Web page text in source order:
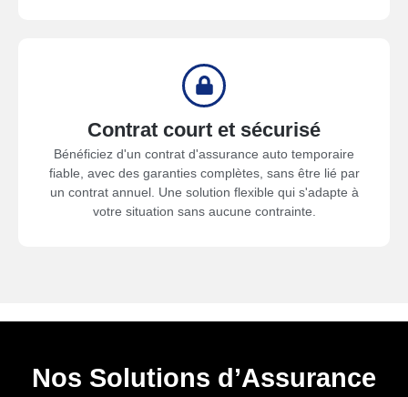
Contrat court et sécurisé
Bénéficiez d'un contrat d'assurance auto temporaire
fiable, avec des garanties complètes, sans être lié par
un contrat annuel. Une solution flexible qui s'adapte à
votre situation sans aucune contrainte.
Nos Solutions d’Assurance